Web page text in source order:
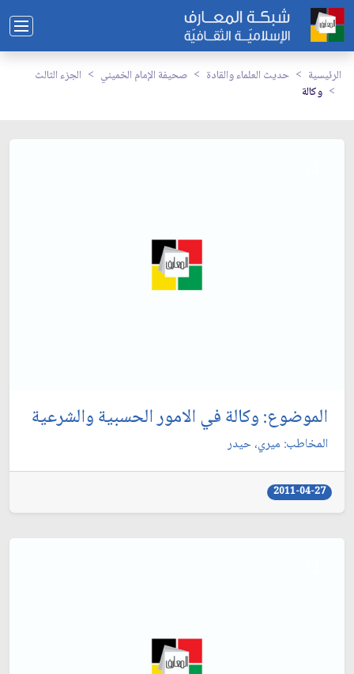
الرئيسية حديث العلماء والقادة صحيفة الإمام الخميني
الجزء الثالث
وكالة
الموضوع: وكالة في الامور الحسبية والشرعية
المخاطب: ميري، حيدر
2011-04-27